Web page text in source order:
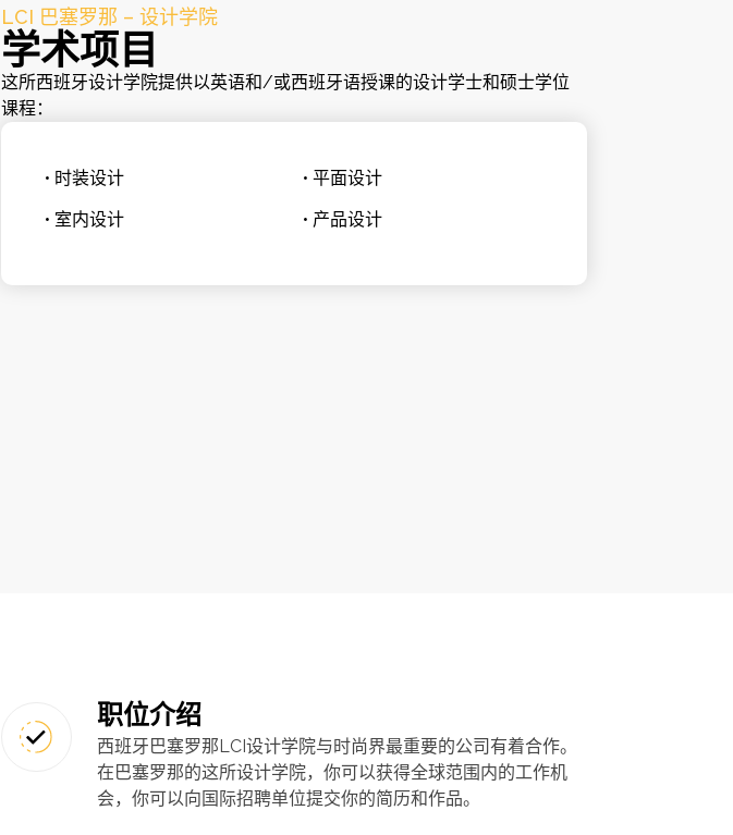
LCI 巴塞罗那 – 设计学院
学术项目
这所西班牙设计学院提供以英语和/或西班牙语授课的设计学士和硕士学位
课程：
• 时装设计
• 室内设计
• 平面设计
• 产品设计
职位介绍
西班牙巴塞罗那LCI设计学院与时尚界最重要的公司有着合作。
在巴塞罗那的这所设计学院，你可以获得全球范围内的工作机
会，你可以向国际招聘单位提交你的简历和作品。